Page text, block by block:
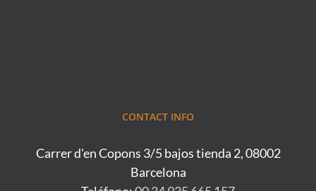
CONTACT INFO
Carrer d'en Copons 3/5 bajos tienda 2, 08002
Barcelona